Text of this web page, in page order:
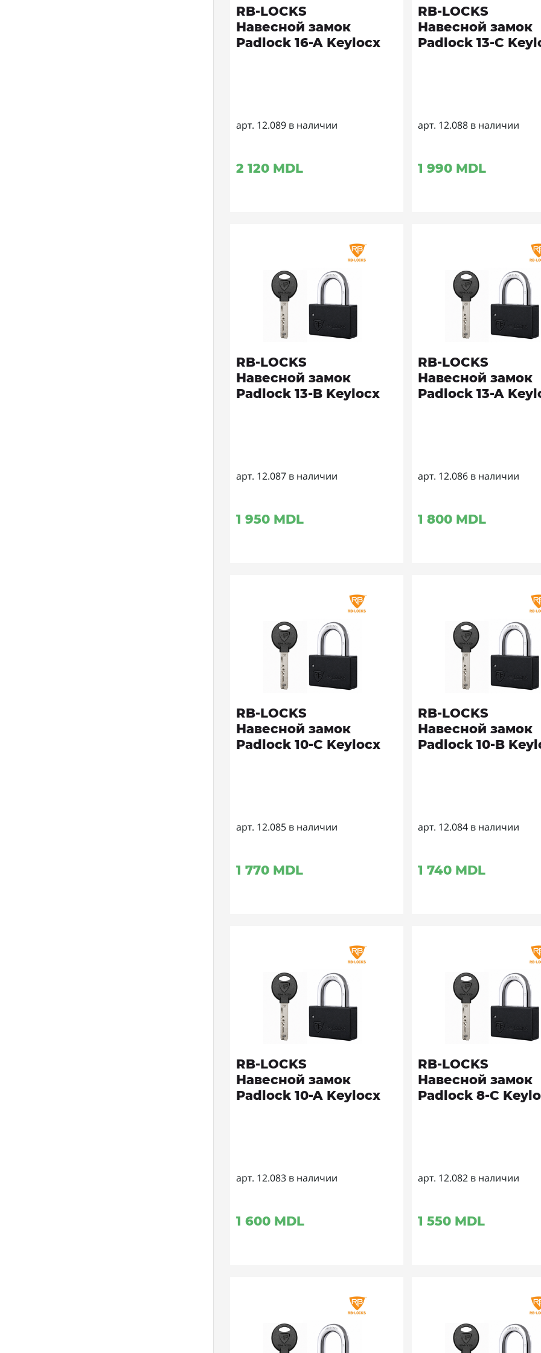
RB-LOCKS
Навесной замок
Padlock 16-A Keylocx
арт. 12.089 в наличии
2 120MDL
RB-LOCKS
Навесной замок
Padlock 13-C
арт. 12.088 в наличии
1 990MDL
RB-LOCKS
Навесной замок
Padlock 13-B Keylocx
арт. 12.087 в наличии
1 950MDL
RB-LOCKS
Навесной замок
Padlock 13-A
арт. 12.086 в наличии
1 800MDL
RB-LOCKS
Навесной замок
Padlock 10-C Keylocx
арт. 12.085 в наличии
1 770MDL
RB-LOCKS
Навесной замок
Padlock 10-B
арт. 12.084 в наличии
1 740MDL
RB-LOCKS
Навесной замок
Padlock 10-A Keylocx
арт. 12.083 в наличии
1 600MDL
RB-LOCKS
Навесной замок
Padlock 8-C
арт. 12.082 в наличии
1 550MDL